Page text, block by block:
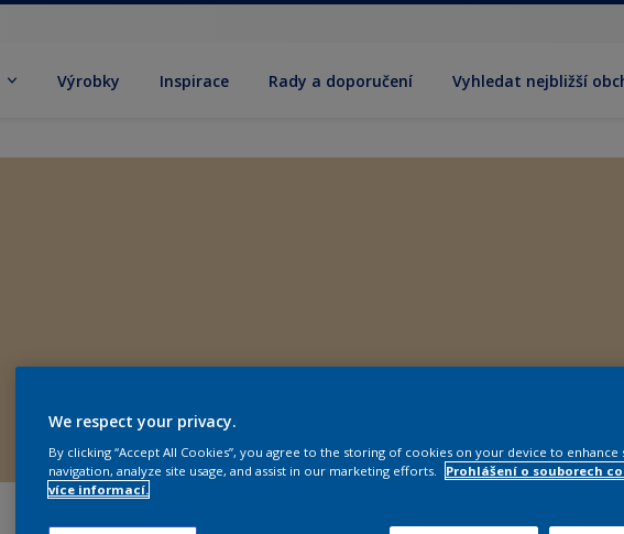
Výrobky Inspirace Rady a doporučení Vyhledat nejbližší
We respect your privacy.
By clicking “Accept All Cookies”, you agree to the storing of cookies on your device to enhance
navigation, analyze site usage, and assist in our marketing efforts.
Prohlášení o souborech
více informací.